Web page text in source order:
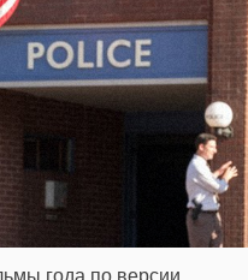
года по версии